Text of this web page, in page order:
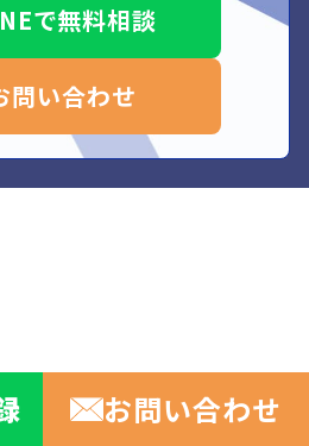
で無料相談
問い合わせ
お問い合わせ